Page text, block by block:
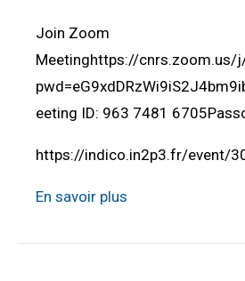
Join Zoom
Meetinghttps://cnrs.zoom.us/
eeting ID: 963 7481
https://indico.in2p3.fr/event/
En savoir plus